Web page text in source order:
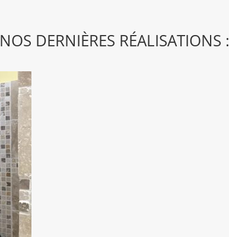
NOS DERNIÈRES RÉALISATIONS :